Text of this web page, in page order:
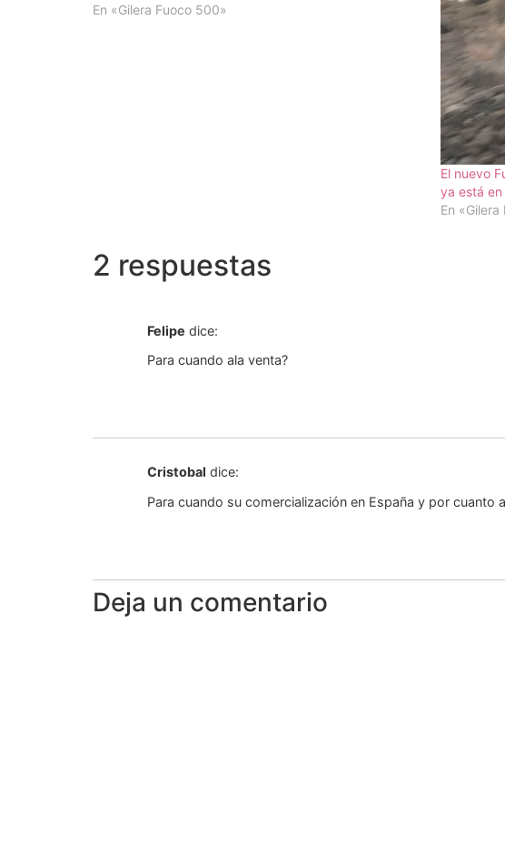
En «Gilera Fuoco 500»
El nuevo
ya está
En
2 respuestas
Felipe dice:
Para cuando ala venta?
Cristobal dice:
Para cuando su comercialización en España y por cuanto
Deja un comentario